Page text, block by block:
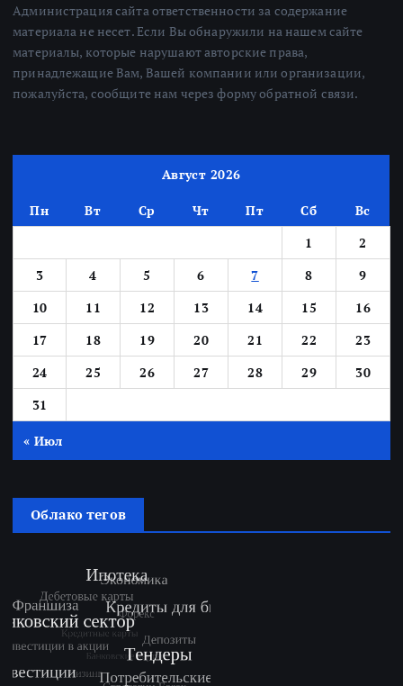
Администрация сайта ответственности за содержание
материала не несет. Если Вы обнаружили на нашем сайте
материалы, которые нарушают авторские права,
принадлежащие Вам, Вашей компании или организации,
пожалуйста, сообщите нам через форму обратной связи.
Август 2026
Пн Вт Ср Чт Пт Сб
Вс
1
2
3
4 5 6 7 8
9
10
11 12 13 14 15
16
17
18 19 20 21 22
23
24
25 26 27 28 29
30
31
« Июл
Облако тегов